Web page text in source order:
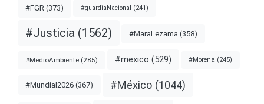
#FGR (373) #guardiaNacional (241)
#Justicia (1562) #MaraLezama (358)
#MedioAmbiente (285) #mexico (529) #Morena (245)
#Mundial2026 (367) #México (1044)